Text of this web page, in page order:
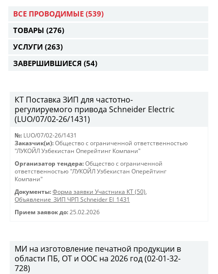
ВСЕ ПРОВОДИМЫЕ (539)
ТОВАРЫ (276)
УСЛУГИ (263)
ЗАВЕРШИВШИЕСЯ (54)
КТ Поставка ЗИП для частотно-
регулируемого привода Schneider Electric
(LUO/07/02-26/1431)
№: LUO/07/02-26/1431
Заказчик(и): Общество с ограниченной ответственностью
"ЛУКОЙЛ Узбекистан Оперейтинг Компани"
Организатор тендера: Общество с ограниченной
ответственностью "ЛУКОЙЛ Узбекистан Оперейтинг
Компани"
Документы: Форма заявки Участника КТ (50),
Объявление_ЗИП ЧРП Schneider El_1431
Прием заявок до: 25.02.2026
МИ на изготовление печатной продукции в
области ПБ, ОТ и ООС на 2026 год (02-01-32-
728)